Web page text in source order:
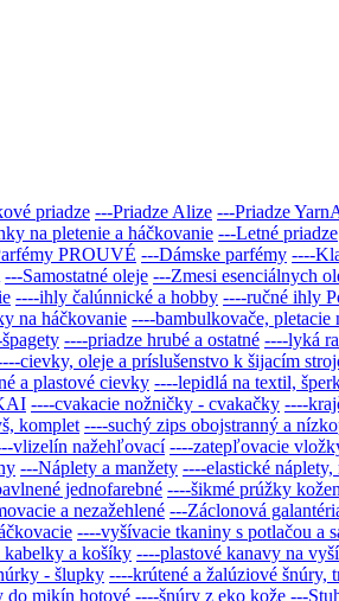
priadze ---Priadze Alize ---Priadze
na pletenie a háčkovanie ---Letné priadze
PROUVÉ ---Dámske parfémy ----
---Samostatné oleje ---Zmesi esenciálnych
----ihly čalúnnické a hobby ----ručné ihly
na háčkovanie ----bambulkovače, pletacie
----priadze hrubé a ostatné ----lyká
cievky, oleje a príslušenstvo k šijacím
a plastové cievky ----lepidlá na textil,
----cvakacie nožničky - cvakačky ----
komplet ----suchý zips obojstranný a
vlizelín nažehľovací ----zatepľovacie
---Náplety a manžety ----elastické náplety,
jednofarebné ----šikmé prúžky
a nezažehlené ---Záclonová
----vyšívacie tkaniny s potlačou a
kabelky a košíky ----plastové kanavy na
- šlupky ----krútené a žalúziové šnúry,
do mikín hotové ----šnúry z eko kože ---